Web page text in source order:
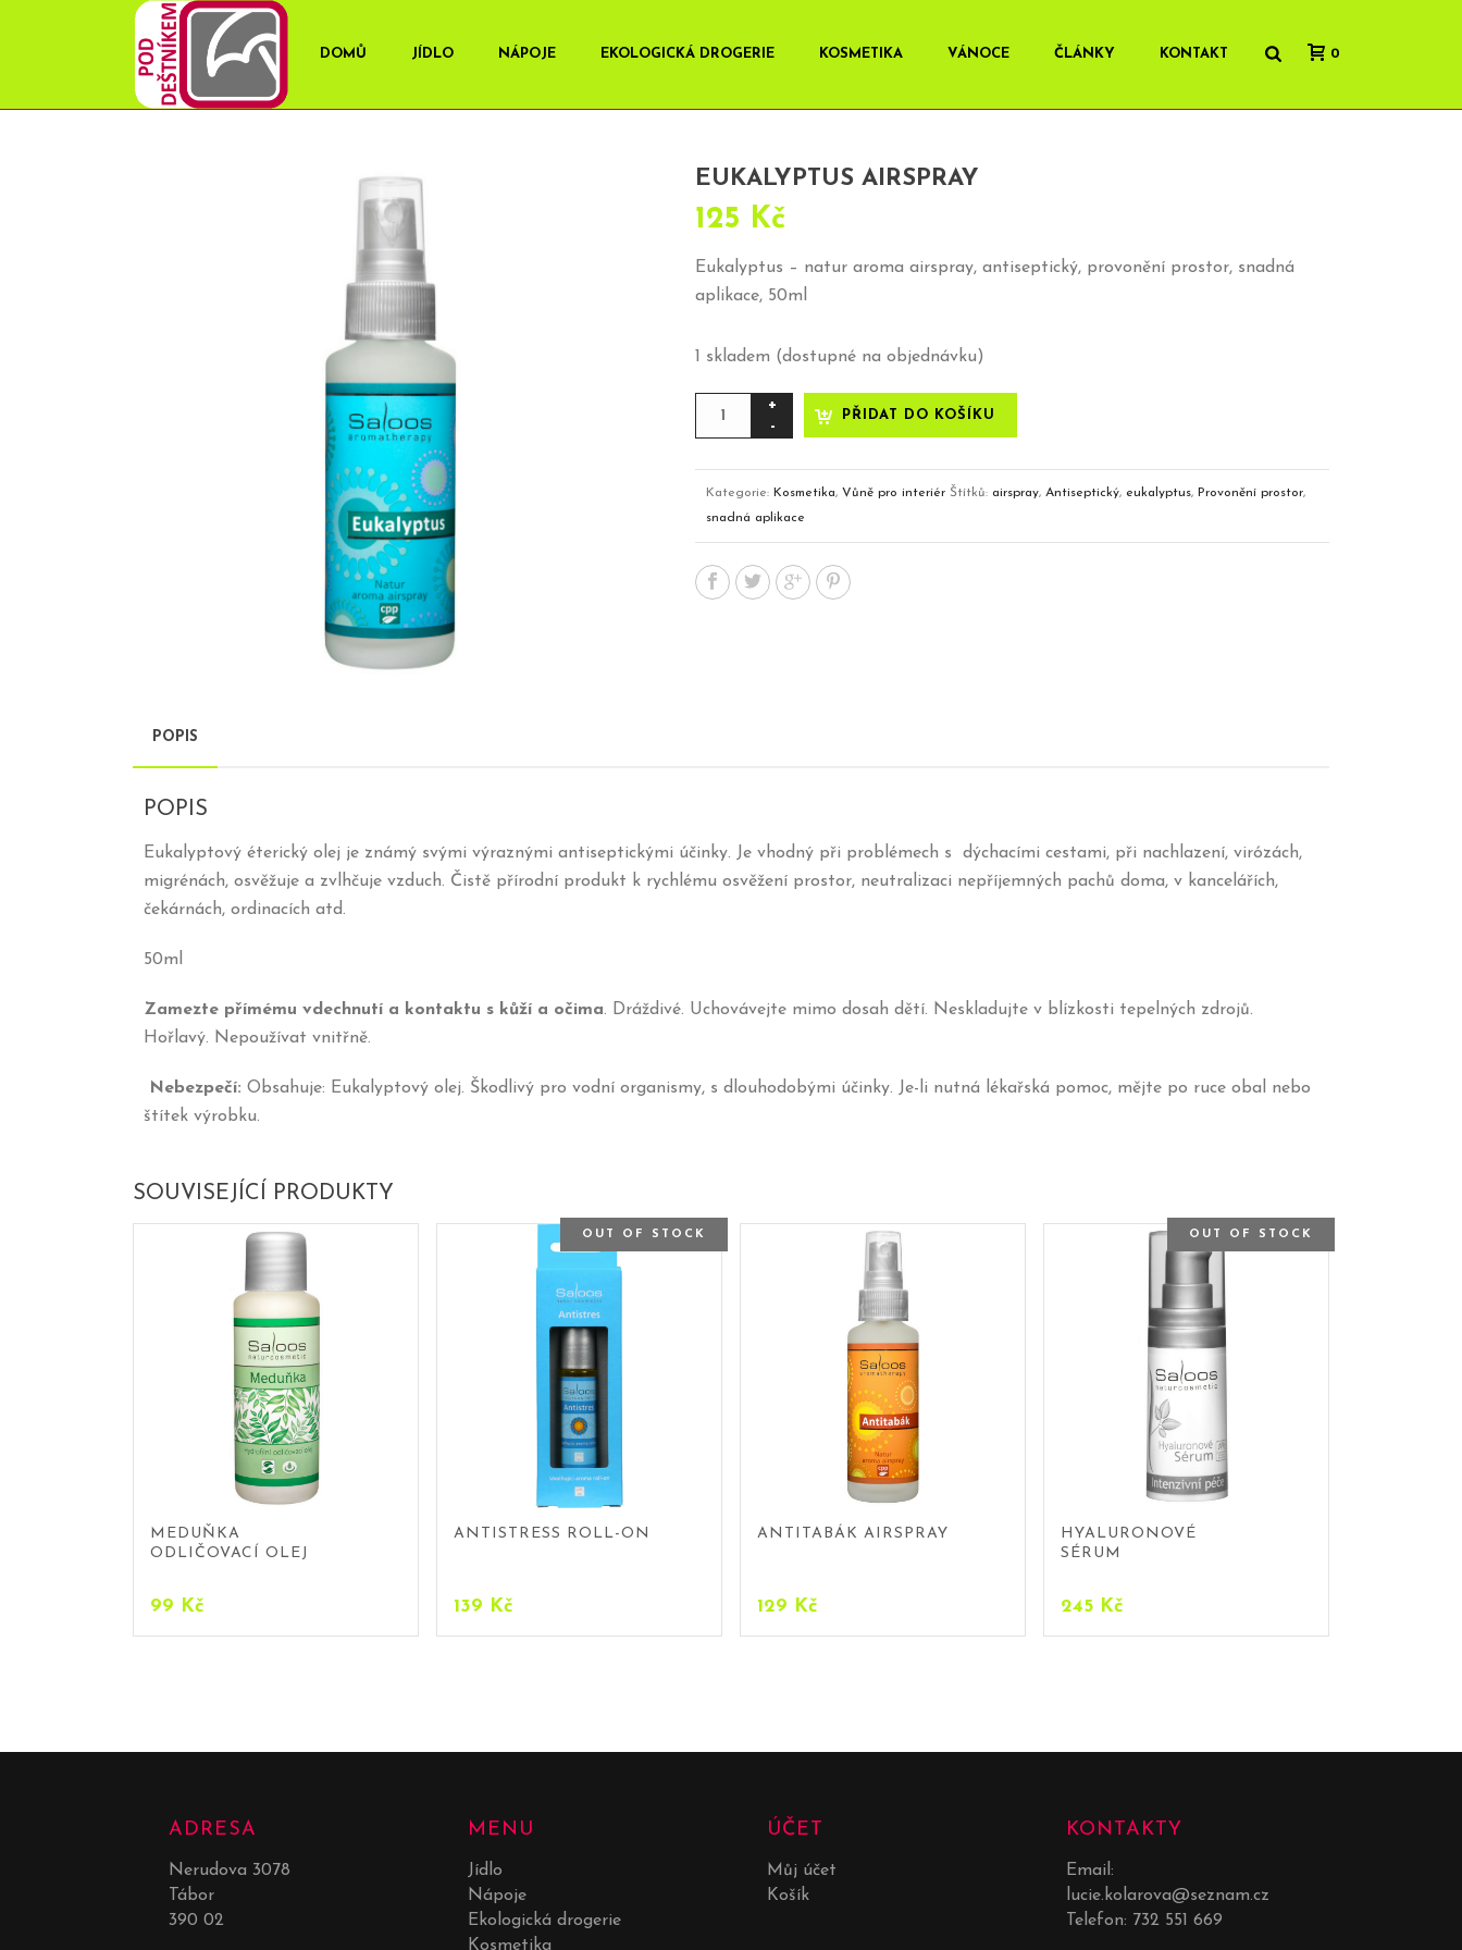
DOMŮ JÍDLO NÁPOJE EKOLOGICKÁ DROGERIE KOSMETIKA VÁNOCE ČLÁNKY KONTAKT 0
EUKALYPTUS AIRSPRAY
125 Kč
Eukalyptus – natur aroma airspray, antiseptický, provonění prostor, snadná
aplikace, 50ml
1 skladem (dostupné na objednávku)
PŘIDAT DO KOŠÍKU
Kategorie: Kosmetika, Vůně pro interiér Štítků: airspray, Antiseptický, eukalyptus, Provonění prostor,
snadná aplikace
POPIS
POPIS
Eukalyptový éterický olej je známý svými výraznými antiseptickými účinky. Je vhodný při problémech s dýchacími cestami, při nachlazení, virózách,
migrénách, osvěžuje a zvlhčuje vzduch. Čistě přírodní produkt k rychlému osvěžení prostor, neutralizaci nepříjemných pachů doma, v kancelářích,
čekárnách, ordinacích atd.
50ml
Zamezte přímému vdechnutí a kontaktu s kůží a očima. Dráždivé. Uchovávejte mimo dosah dětí. Neskladujte v blízkosti tepelných zdrojů.
Hořlavý. Nepoužívat vnitřně.
Nebezpečí: Obsahuje: Eukalyptový olej. Škodlivý pro vodní organismy, s dlouhodobými účinky. Je-li nutná lékařská pomoc, mějte po ruce obal nebo
štítek výrobku.
SOUVISEJÍCÍ PRODUKTY
MEDUŇKA
ODLIČOVACÍ OLEJ
99 Kč
OUT OF STOCK
ANTISTRESS ROLL-ON
139 Kč
ANTITABÁK AIRSPRAY
129 Kč
OUT OF STOCK
HYALURONOVÉ
SÉRUM
245 Kč
ADRESA
Nerudova 3078
Tábor
390 02
MENU
Jídlo
Nápoje
Ekologická drogerie
Kosmetika
ÚČET
Můj účet
Košík
KONTAKTY
Email:
lucie.kolarova@seznam.cz
Telefon: 732 551 669